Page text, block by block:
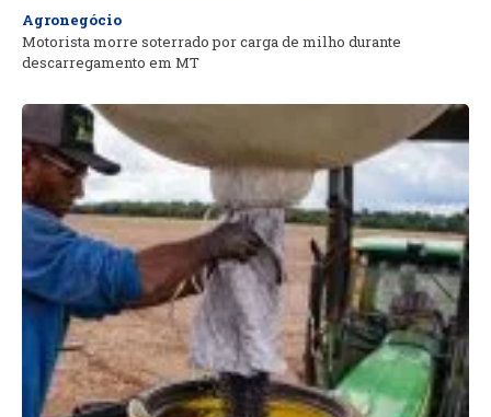
Agronegócio
Motorista morre soterrado por carga de milho durante
descarregamento em MT